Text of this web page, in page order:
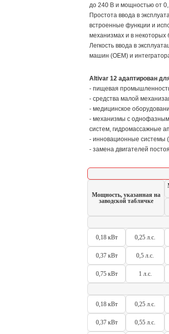
до 240 В и мощностью от
Простота ввода в
встроенные функции и
механизмах и в
Легкость ввода в
машин (OEM) и
Altivar 12 адаптирован
- пищевая
- средства малой
- медицинское
- механизмы с однофазным
систем, гидромассажные
- инновационные системы
- замена двигателей
Мощность, указанная на
заводской табличке
0,18 кВт 0,25 л.с.
0,37 кВт 0,5 л.с.
0,75 кВт 1 л.с.
0,18 кВт 0,25 л.с.
0,37 кВт 0,55 л.с.